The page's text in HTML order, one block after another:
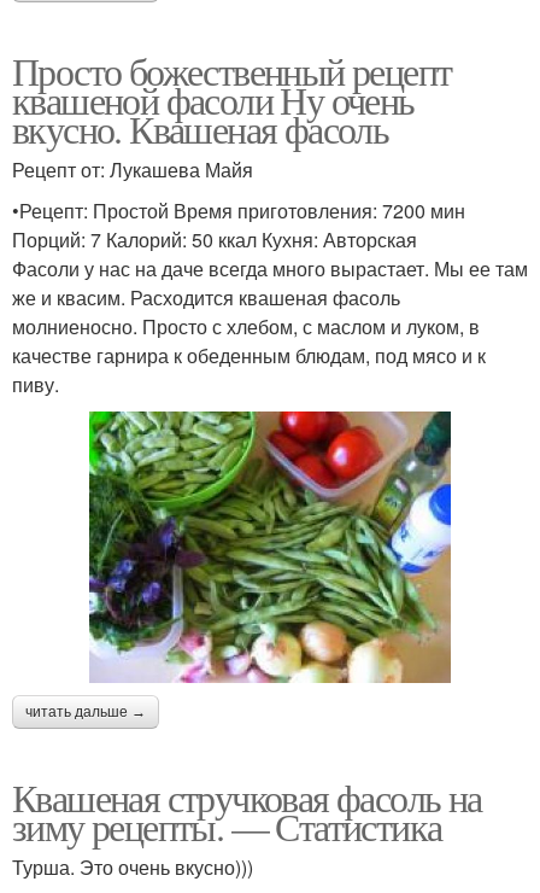
Просто божественный рецепт
квашеной фасоли Ну очень
вкусно. Квашеная фасоль
Рецепт от: Лукашева Майя
•Рецепт: Простой Время приготовления: 7200 мин
Порций: 7 Калорий: 50 ккал Кухня: Авторская
Фасоли у нас на даче всегда много вырастает. Мы ее там
же и квасим. Расходится квашеная фасоль
молниеносно. Просто с хлебом, с маслом и луком, в
качестве гарнира к обеденным блюдам, под мясо и к
пиву.
читать дальше →
Квашеная стручковая фасоль на
зиму рецепты. — Статистика
Турша. Это очень вкусно)))